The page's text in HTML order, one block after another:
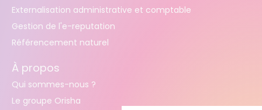
Externalisation administrative et comptable
Gestion de l'e-reputation
Référencement naturel
À propos
Qui sommes-nous ?
Le groupe Orisha